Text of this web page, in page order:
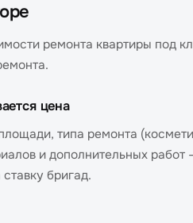
ремонта квартиры под
цена
типа ремонта
и дополнительных
бригад.